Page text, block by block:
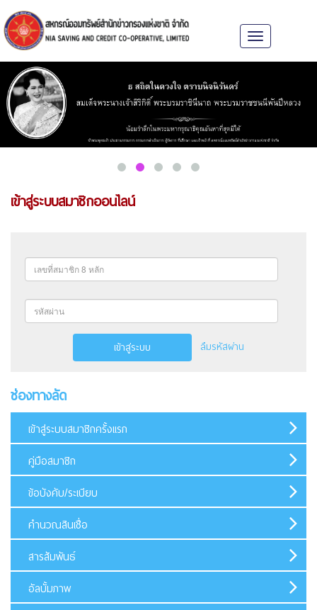
Toggle
navigation
เข้าสู่ระบบสมาชิกออนไลน์
เข้าสู่ระบบ ลืมรหัสผ่าน
ช่องทางลัด
เข้าสู่ระบบสมาชิกครั้งแรก
คู่มือสมาชิก
ข้อบังคับ/ระเบียบ
คำนวณสินเชื่อ
สารสัมพันธ์
อัลบั้มภาพ